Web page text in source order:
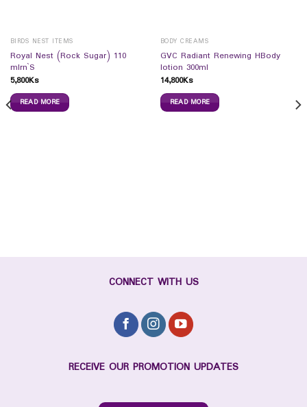
BIRDS NEST ITEMS
Royal Nest (Rock Sugar) 110
mlrn`S
5,800Ks
READ MORE
BODY CREAMS
GVC Radiant Renewing HBody
lotion 300ml
14,800Ks
READ MORE
CONNECT WITH US
RECEIVE OUR PROMOTION UPDATES